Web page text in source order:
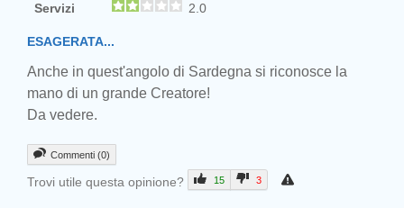
Servizi
2.0
ESAGERATA...
Anche in quest'angolo di Sardegna si riconosce la
mano di un grande Creatore!
Da vedere.
Commenti (0)
Trovi utile questa opinione? 15 3